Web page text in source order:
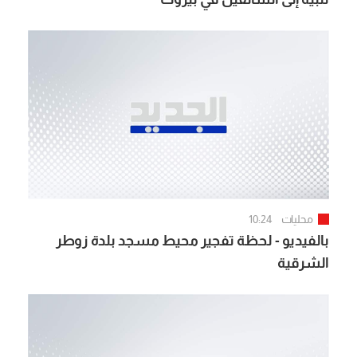
محليات 10:24
بالفيديو - لحظة تفجير محيط مسجد بلدة زوطر
الشرقية